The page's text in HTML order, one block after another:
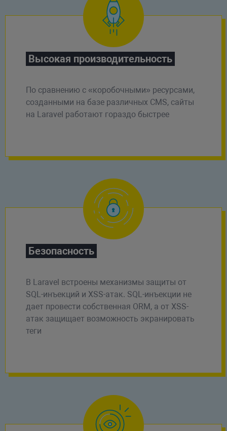
Высокая производительность
По сравнению с «коробочными» ресурсами,
созданными на базе различных CMS, сайты
на Laravel работают гораздо быстрее
Безопасность
В Laravel встроены механизмы защиты от
SQL-инъекций и XSS-атак. SQL-инъекции не
дает провести собственная ORM, а от XSS-
атак защищает возможность экранировать
теги